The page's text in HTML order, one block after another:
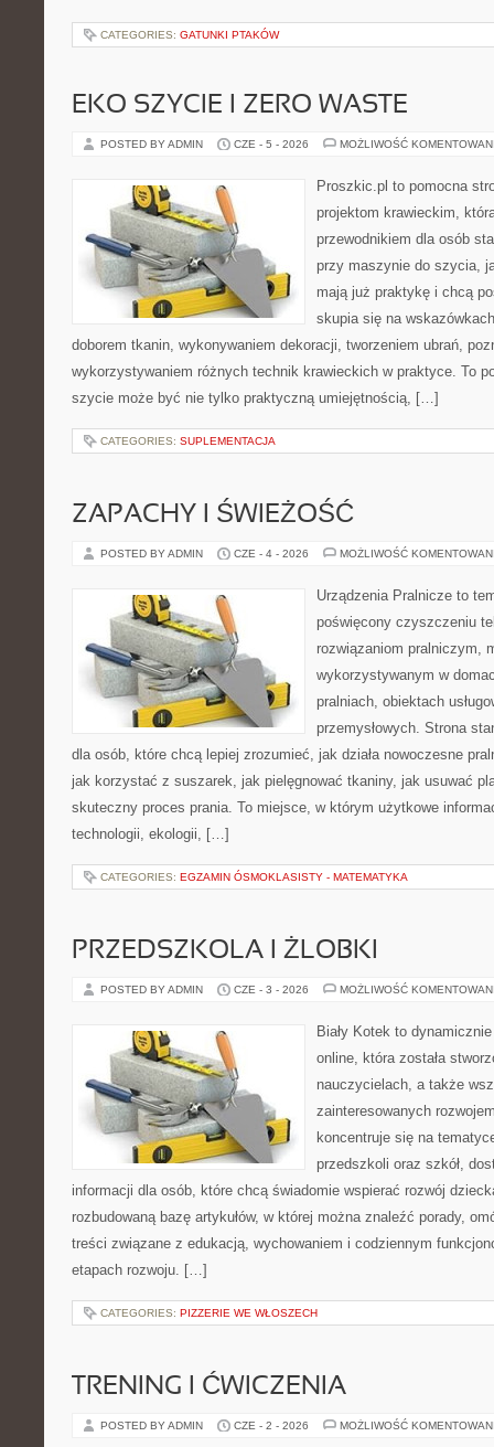
CATEGORIES: GATUNKI PTAKÓW
EKO SZYCIE I ZERO WASTE
POSTED BY ADMIN CZE - 5 - 2026 MOŻLIWOŚĆ
Proszkic.pl to pomocna
projektom krawieckim,
przewodnikiem dla osób
przy maszynie do szycia,
mają już praktykę i chcą
skupia się na
doborem tkanin, wykonywaniem dekoracji, tworzeniem ubrań,
wykorzystywaniem różnych technik krawieckich w praktyce. To
szycie może być nie tylko praktyczną umiejętnością, […]
CATEGORIES: SUPLEMENTACJA
ZAPACHY I ŚWIEŻOŚĆ
POSTED BY ADMIN CZE - 4 - 2026 MOŻLIWOŚĆ
Urządzenia Pralnicze to
poświęcony czyszczeniu
rozwiązaniom pralniczym,
wykorzystywanym w
pralniach, obiektach
przemysłowych. Strona
dla osób, które chcą lepiej zrozumieć, jak działa nowoczesne
jak korzystać z suszarek, jak pielęgnować tkaniny, jak usuwać
skuteczny proces prania. To miejsce, w którym użytkowe
technologii, ekologii, […]
CATEGORIES: EGZAMIN ÓSMOKLASISTY - MATEMATYKA
PRZEDSZKOLA I ŻLOBKI
POSTED BY ADMIN CZE - 3 - 2026 MOŻLIWOŚĆ
Biały Kotek to
online, która została
nauczycielach, a także
zainteresowanych
koncentruje się na
przedszkoli oraz szkół,
informacji dla osób, które chcą świadomie wspierać rozwój
rozbudowaną bazę artykułów, w której można znaleźć porady,
treści związane z edukacją, wychowaniem i codziennym
etapach rozwoju. […]
CATEGORIES: PIZZERIE WE WŁOSZECH
TRENING I ĆWICZENIA
POSTED BY ADMIN CZE - 2 - 2026 MOŻLIWOŚĆ